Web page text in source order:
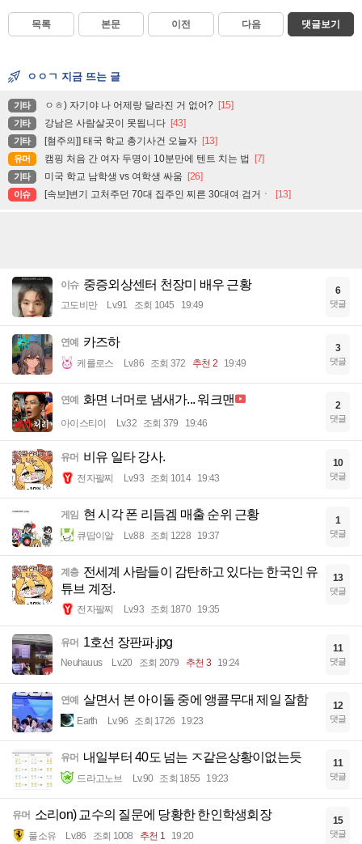
목록 본문 이전 다음 댓글보기
ㅇㅇㄱ 지금 뜨는 글
기타 ㅇㅎ) 자기야 나 어제랑 달라진 거 없어? [15]
기타 강남은 사람살곳이 못됩니다 [43]
기타 [혐주의]] 태국 학교 총기사건 오늘자 [13]
유머 캠핑 처음 간 여자 두명이 10분만에 텐트 치는 법 [7]
기타 미국 학교 남학생 vs 여학생 싸움 [26]
이슈 [속보]변기 고처주던 70대 집주인 찌른 30대여 검거ㆍ [13]
이슈 중증외상센터 천장미 배우 근황
고도비만 Lv.91 조회 1045 19:49
6
댓글
연예 카즈하
케를로스 Lv.86 조회 372 추천 2 19:49
3
댓글
연예 화면 너머로 냄새가... 워크맨
아이스티이 Lv.32 조회 379 19:46
2
댓글
유머 비유 일타 강사.
전자팔찌 Lv.93 조회 1014 19:43
10
댓글
게임 현 시각 폰 리듬겜 매출 순위 근황
큐땁이알 Lv.88 조회 1228 19:37
1
댓글
계층 전세계 사람들이 감탄하고 있다는 한국인 유
튜브 계정.
전자팔찌 Lv.93 조회 1870 19:35
13
댓글
유머 1호선 장판파.jpg
Neuhauus Lv.20 조회 2079 추천 3 19:24
11
댓글
연예 살면서 본 아이돌 중에 앵콜무대 제일 잘함
Earth Lv.96 조회 1726 19:23
12
댓글
유머 내일부터 40도 넘는 ㅈ같은상황이없는듯
드라고노브 Lv.90 조회 1855 19:23
11
댓글
유머 소리on) 교수의 질문에 당황한 한인학생회장
풀소유 Lv.86 조회 1008 추천 1 19:20
15
댓글